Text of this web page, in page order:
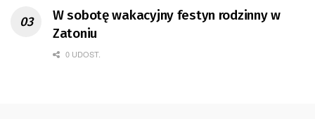
W sobotę wakacyjny festyn rodzinny w
Zatoniu
0 UDOST.